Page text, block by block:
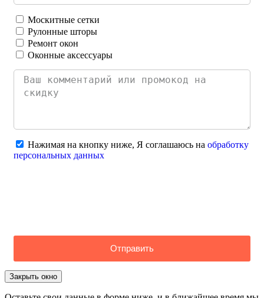
Москитные сетки
Рулонные шторы
Ремонт окон
Оконные аксессуары
Нажимая на кнопку ниже, Я соглашаюсь на обработку
персональных данных
Отправить
Закрыть окно